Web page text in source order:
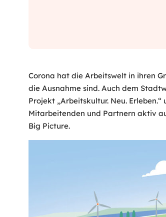
Corona hat die Arbeitswelt in ihren
die Ausnahme sind. Auch dem
Projekt „Arbeitskultur. Neu.
Mitarbeitenden und Partnern aktiv
Big Picture.